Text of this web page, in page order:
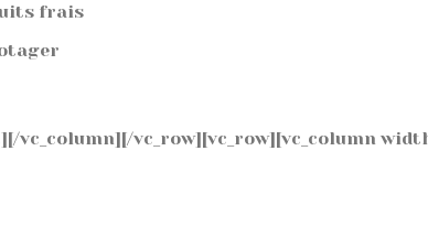
frais
vc_column][/vc_row][vc_row][vc_column